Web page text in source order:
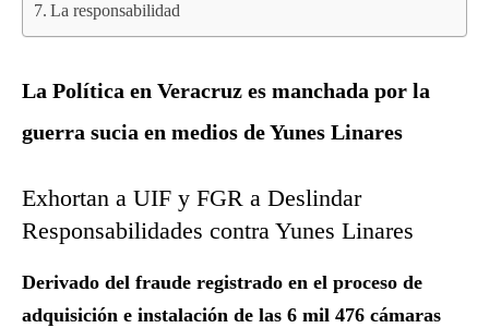
La responsabilidad
La Política en Veracruz es manchada por la
guerra sucia en medios de Yunes Linares
Exhortan a UIF y FGR a Deslindar
Responsabilidades contra Yunes Linares
Derivado del fraude registrado en el proceso de
adquisición e instalación de las 6 mil 476 cámaras